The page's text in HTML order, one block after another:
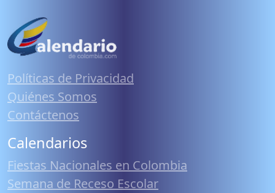
Políticas de Privacidad
Quiénes Somos
Contáctenos
Calendarios
Fiestas Nacionales en Colombia
Semana de Receso Escolar